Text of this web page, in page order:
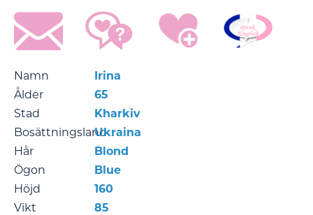
Namn
Irina
Ålder
65
Stad
Kharkiv
BosättningslandUkraina
Hår
Blond
Ögon
Blue
Höjd
160
Vikt
85